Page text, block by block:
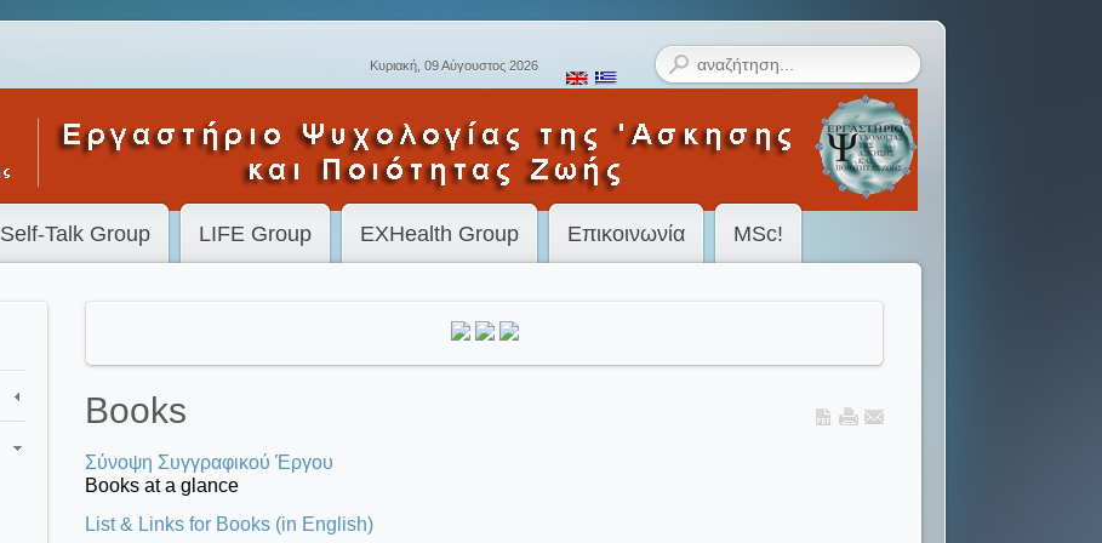
Κυριακή, 09 Αύγουστος 2026
Self-Talk Group LIFE Group EXHealth Group Επικοινωνία MSc!
Books
Σύνοψη Συγγραφικού Έργου
Books at a glance
List & Links for Books (in English)